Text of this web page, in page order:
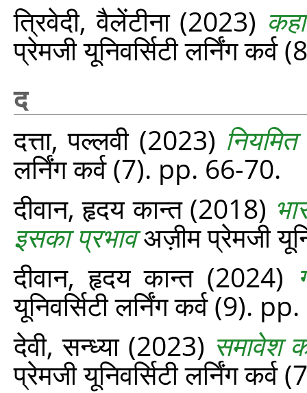
त्रिवेदी, वैलेंटीना(2023)
प्रेमजी यूनिवर्सिटी लर्निंग
द
दत्ता, पल्लवी(2023)
लर्निंग कर्व (7). pp. 66-70.
दीवान, हृदय कान्त(2018)
इसका प्रभावअज़ीम प्रेमजी
दीवान, हृदय कान्त(2024)
यूनिवर्सिटी लर्निंग कर्व (9).
देवी, सन्ध्या(2023) समावेश
प्रेमजी यूनिवर्सिटी लर्निंग